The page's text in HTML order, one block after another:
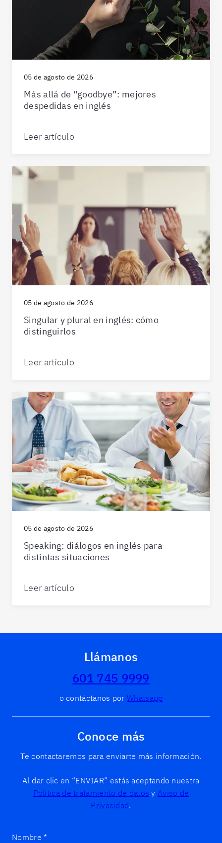
05 de agosto de 2026
Más allá de “goodbye”: mejores
despedidas en inglés
Leer artículo
05 de agosto de 2026
Singular y plural en inglés: cómo
distinguirlos
Leer artículo
05 de agosto de 2026
Speaking: diálogos en inglés para
distintas situaciones
Leer artículo
Llámanos
601 745 9999
o contáctanos por Whatsapp
Conoce más
Te contactaremos para enviarte más información.
Al dar clic en “ENVIAR” estás aceptando nuestra
Política de tratamiento de datos yAviso de
Privacidad.
Nombre *